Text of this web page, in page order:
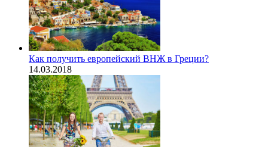
Как получить европейский ВНЖ в Греции?
14.03.2018